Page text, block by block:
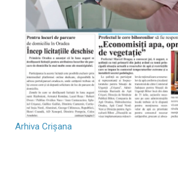
Arhiva Crișana